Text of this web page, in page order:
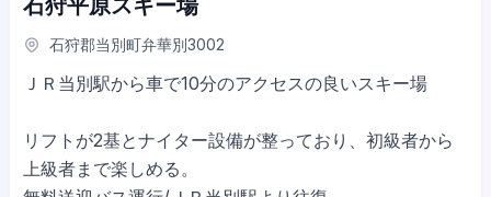
石狩郡当別町弁華別3002
ＪＲ当別駅から車で10分のアクセスの良いスキー場
リフトが2基とナイター設備が整っており、初級者から
上級者まで楽しめる。